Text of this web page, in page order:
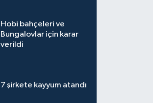
Hobi bahçeleri ve
Bungalovlar için karar
verildi
7 şirkete kayyum atandı